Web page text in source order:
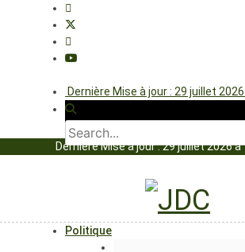
Dernière Mise à jour : 29 juillet
Dernière Mise à jour : 29 juillet 2026 à
Politique